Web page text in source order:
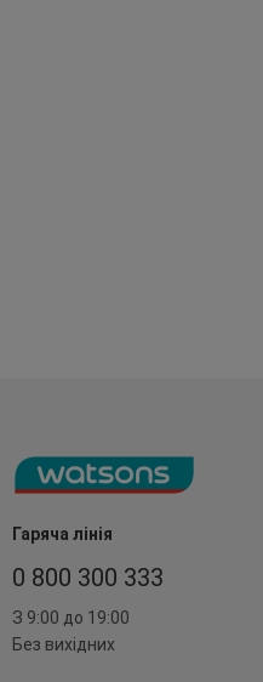
Гаряча лінія
0 800 300 333
З 9:00 до 19:00
Без вихідних